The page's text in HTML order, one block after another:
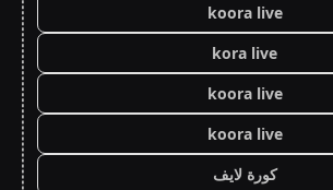
koora live
kora live
koora live
koora live
كورة لايف